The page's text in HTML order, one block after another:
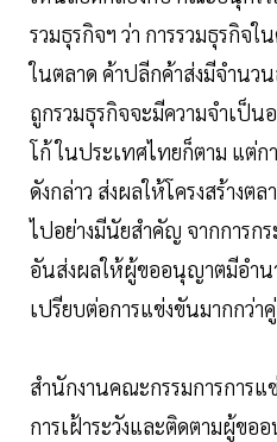
รวมธุรกิจฯ ว่า การรวมธุรกิจ
ในตลาด ค้าปลีกค้าส่งมีจำนว
ถูกรวมธุรกิจจะมีความจำเป็น
โก้ ในประเทศไทยก็ตาม แต่
ดังกล่าว ส่งผลให้โครงสร้างต
ไปอย่างมีนัยสำคัญ จากการก
อันส่งผลให้ผู้ขออนุญาตมีอำน
เปรียบต่อการแข่งขันมากกว่า
สำนักงานคณะกรรมการการแ
การเฝ้าระวังและติดตามผู้ขอ